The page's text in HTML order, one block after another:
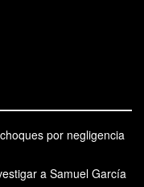
por negligencia
a Samuel García